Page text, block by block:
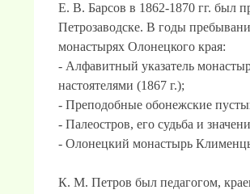
Е. В. Барсов в 1862-1870 гг. был
Петрозаводске. В годы
монастырях Олонецкого края:
- Алфавитный указатель
настоятелями (1867 г.);
- Преподобные обонежские
- Палеостров, его судьба и
- Олонецкий монастырь
К. М. Петров был педагогом,